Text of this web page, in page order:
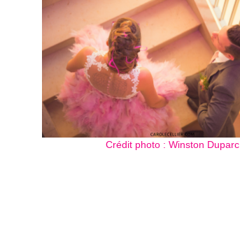
Crédit photo : Winston Duparc